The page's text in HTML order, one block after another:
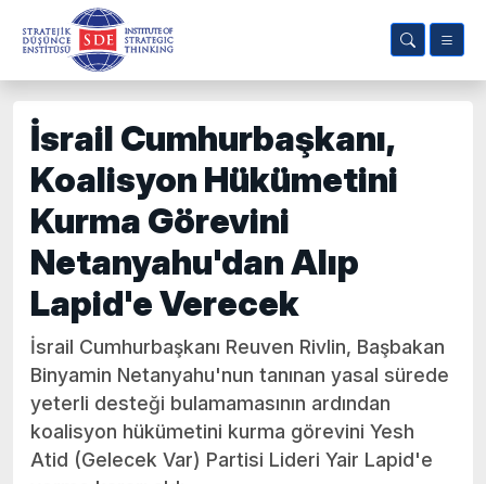
İsrail Cumhurbaşkanı,
Koalisyon Hükümetini
Kurma Görevini
Netanyahu'dan Alıp
Lapid'e Verecek
İsrail Cumhurbaşkanı Reuven Rivlin, Başbakan
Binyamin Netanyahu'nun tanınan yasal sürede
yeterli desteği bulamamasının ardından
koalisyon hükümetini kurma görevini Yesh
Atid (Gelecek Var) Partisi Lideri Yair Lapid'e